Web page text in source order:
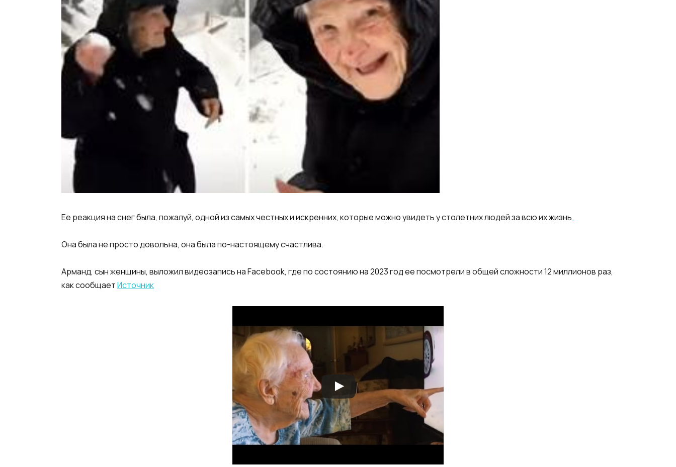
Ее реакция на снег была, пожалуй, одной из самых честных и искренних, которые можно увидеть у столетних людей за всю их жизнь.
Она была не просто довольна, она была по-настоящему счастлива.
Арманд, сын женщины, выложил видеозапись на Facebook, где по состоянию на 2023 год ее посмотрели в общей сложности 12 миллионов раз,
как сообщаетИсточник